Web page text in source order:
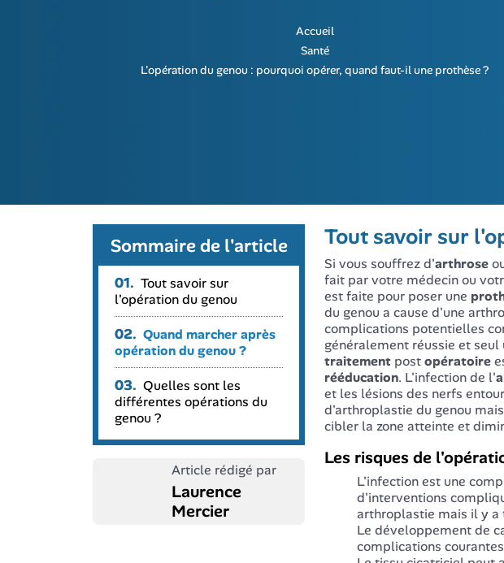
Accueil
Santé
L'opération du genou : pourquoi opérer, quand faut-il une prothèse ?
Tout savoir sur
Si vous souffrez d'arthrose
fait par votre médecin ou
est faite pour poser une
du genou a cause d'une
complications potentielles
généralement réussie et
traitement postopératoire
rééducation. L'infection de l'
et les lésions des nerfs
d'arthroplastie du genou
cibler la zone atteinte et
Les risques de
L'infection est une
d'interventions
arthroplastie mais il y a
Le développement de
complications
Sommaire de l'article
01. Tout savoir sur
l'opération du genou
02. Quand marcher après
opération du genou ?
03. Quelles sont les
différentes opérations du
genou ?
Article rédigé par
Laurence
Mercier